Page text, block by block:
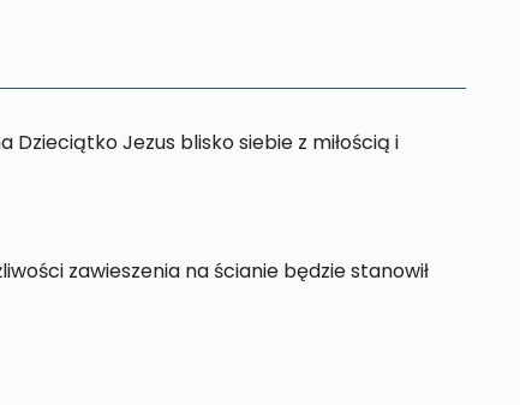
Jezus blisko siebie z miłością i
zawieszenia na ścianie będzie stanowił